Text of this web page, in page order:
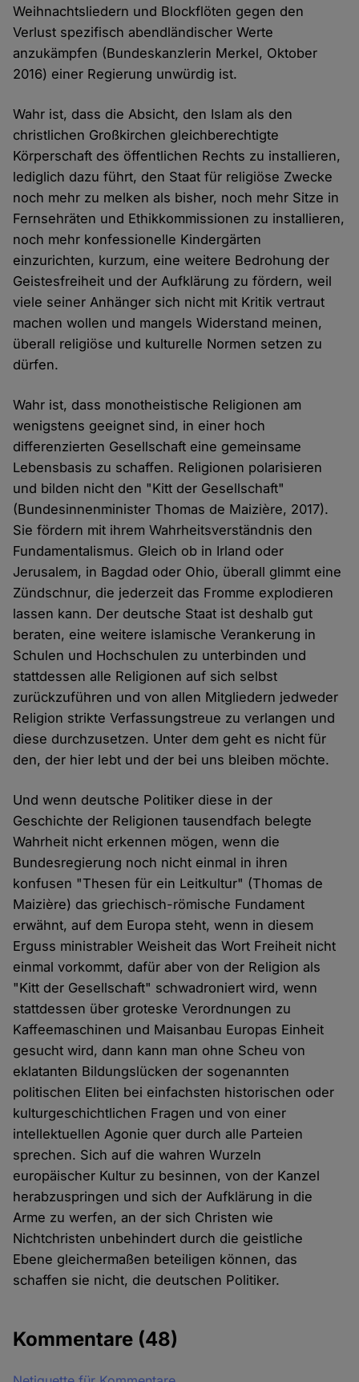
Weihnachtsliedern und Blockflöten gegen den
Verlust spezifisch abendländischer Werte
anzukämpfen (Bundeskanzlerin Merkel, Oktober
2016) einer Regierung unwürdig ist.
Wahr ist, dass die Absicht, den Islam als den
christlichen Großkirchen gleichberechtigte
Körperschaft des öffentlichen Rechts zu installieren,
lediglich dazu führt, den Staat für religiöse Zwecke
noch mehr zu melken als bisher, noch mehr Sitze in
Fernsehräten und Ethikkommissionen zu installieren,
noch mehr konfessionelle Kindergärten
einzurichten, kurzum, eine weitere Bedrohung der
Geistesfreiheit und der Aufklärung zu fördern, weil
viele seiner Anhänger sich nicht mit Kritik vertraut
machen wollen und mangels Widerstand meinen,
überall religiöse und kulturelle Normen setzen zu
dürfen.
Wahr ist, dass monotheistische Religionen am
wenigstens geeignet sind, in einer hoch
differenzierten Gesellschaft eine gemeinsame
Lebensbasis zu schaffen. Religionen polarisieren
und bilden nicht den "Kitt der Gesellschaft"
(Bundesinnenminister Thomas de Maizière, 2017).
Sie fördern mit ihrem Wahrheitsverständnis den
Fundamentalismus. Gleich ob in Irland oder
Jerusalem, in Bagdad oder Ohio, überall glimmt eine
Zündschnur, die jederzeit das Fromme explodieren
lassen kann. Der deutsche Staat ist deshalb gut
beraten, eine weitere islamische Verankerung in
Schulen und Hochschulen zu unterbinden und
stattdessen alle Religionen auf sich selbst
zurückzuführen und von allen Mitgliedern jedweder
Religion strikte Verfassungstreue zu verlangen und
diese durchzusetzen. Unter dem geht es nicht für
den, der hier lebt und der bei uns bleiben möchte.
Und wenn deutsche Politiker diese in der
Geschichte der Religionen tausendfach belegte
Wahrheit nicht erkennen mögen, wenn die
Bundesregierung noch nicht einmal in ihren
konfusen "Thesen für ein Leitkultur" (Thomas de
Maizière) das griechisch-römische Fundament
erwähnt, auf dem Europa steht, wenn in diesem
Erguss ministrabler Weisheit das Wort Freiheit nicht
einmal vorkommt, dafür aber von der Religion als
"Kitt der Gesellschaft" schwadroniert wird, wenn
stattdessen über groteske Verordnungen zu
Kaffeemaschinen und Maisanbau Europas Einheit
gesucht wird, dann kann man ohne Scheu von
eklatanten Bildungslücken der sogenannten
politischen Eliten bei einfachsten historischen oder
kulturgeschichtlichen Fragen und von einer
intellektuellen Agonie quer durch alle Parteien
sprechen. Sich auf die wahren Wurzeln
europäischer Kultur zu besinnen, von der Kanzel
herabzuspringen und sich der Aufklärung in die
Arme zu werfen, an der sich Christen wie
Nichtchristen unbehindert durch die geistliche
Ebene gleichermaßen beteiligen können, das
schaffen sie nicht, die deutschen Politiker.
Kommentare (48)